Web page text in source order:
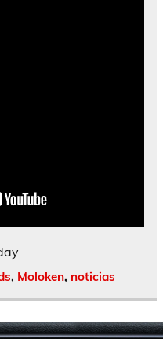
, Moloken, noticias